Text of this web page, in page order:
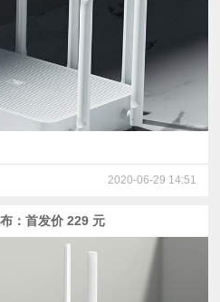
2020-06-29 14:51
：首发价 229 元